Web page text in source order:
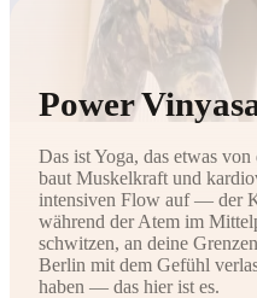
Power
Das ist Yoga, das etwas
baut Muskelkraft und
intensiven Flow auf — der
während der Atem im
schwitzen, an deine
Berlin mit dem Gefühl
haben — das hier ist es.